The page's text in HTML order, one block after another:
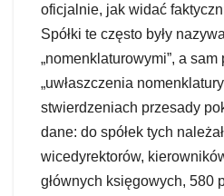
oficjalnie, jak widać
Spółki te często były
„nomenklaturowymi”, a
„uwłaszczenia
stwierdzeniach przesady
dane: do spółek tych
wicedyrektorów,
głównych księgowych, 580